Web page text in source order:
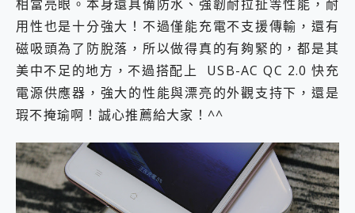
相當亮眼。本身還具備防水、強韌耐拉扯等性能，耐
用性也是十分強大！不過僅能充電不支援傳輸，還有
磁吸頭為了防脫落，所以做得真的有夠緊的，都是其
美中不足的地方，不過搭配上 USB-AC QC 2.0 快充
電源供應器，強大的性能與漂亮的外觀支持下，還是
瑕不掩瑜啊！誠心推薦給大家！^^